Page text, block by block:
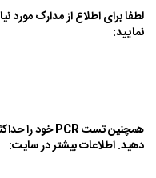
لطفا برای اطلاع از مدارک مورد
نمایید:
دهید. اطلاعات بیشتر در سایت: